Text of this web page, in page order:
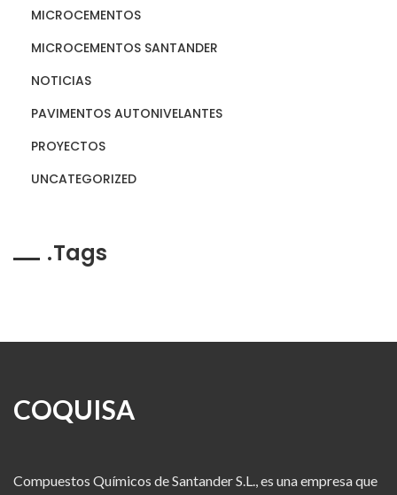
MICROCEMENTOS
MICROCEMENTOS SANTANDER
NOTICIAS
PAVIMENTOS AUTONIVELANTES
PROYECTOS
UNCATEGORIZED
Tags
COQUISA
Compuestos Químicos de Santander S.L., es una empresa que